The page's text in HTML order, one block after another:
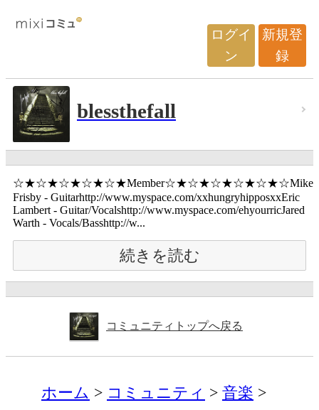
ログイ
ン
新規登
録
blessthefall
☆★☆★☆★☆★☆★Member☆★☆★☆★☆★☆★☆Mike
Frisby - Guitarhttp://www.myspace.com/xxhungryhipposxxEric
Lambert - Guitar/Vocalshttp://www.myspace.com/ehyourricJared
Warth - Vocals/Basshttp://w...
続きを読む
コミュニティトップへ戻る
ホーム コミュニティ
音楽